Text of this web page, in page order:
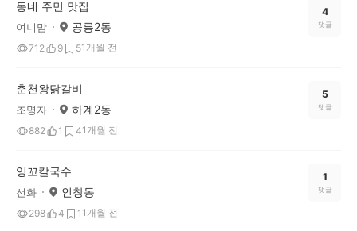
동네 주민 맛집
여니맘 공릉2동
712 9 51개월 전
4
댓글
춘천왕닭갈비
조명자 하계2동
882 1 41개월 전
5
댓글
잉꼬칼국수
선화 인창동
298 4 1 1개월 전
1
댓글